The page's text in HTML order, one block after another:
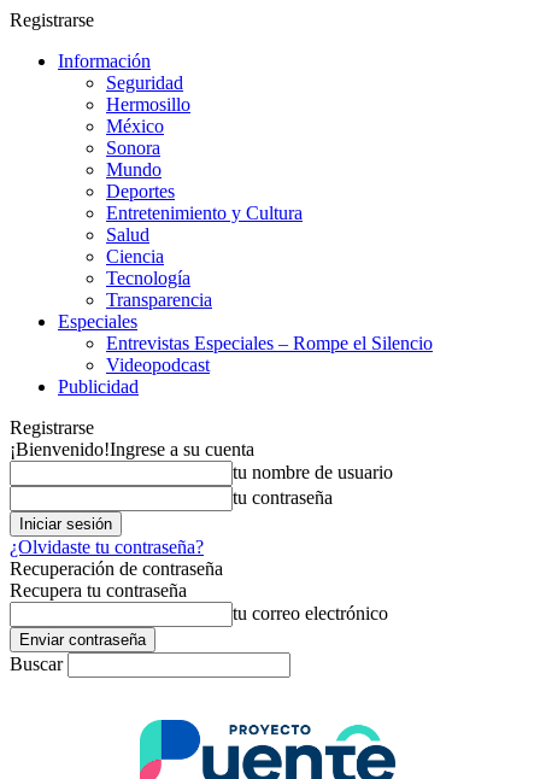
Registrarse
Información
Seguridad
Hermosillo
México
Sonora
Mundo
Deportes
Entretenimiento y Cultura
Salud
Ciencia
Tecnología
Transparencia
Especiales
Entrevistas Especiales – Rompe el Silencio
Videopodcast
Publicidad
Registrarse
¡Bienvenido!Ingrese a su cuenta
tu nombre de usuario
tu contraseña
¿Olvidaste tu contraseña?
Recuperación de contraseña
Recupera tu contraseña
tu correo electrónico
Buscar